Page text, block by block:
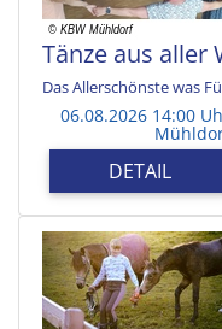
Tänze aus aller
Das Allerschönste was
06.08.2026 14:00
DETAIL